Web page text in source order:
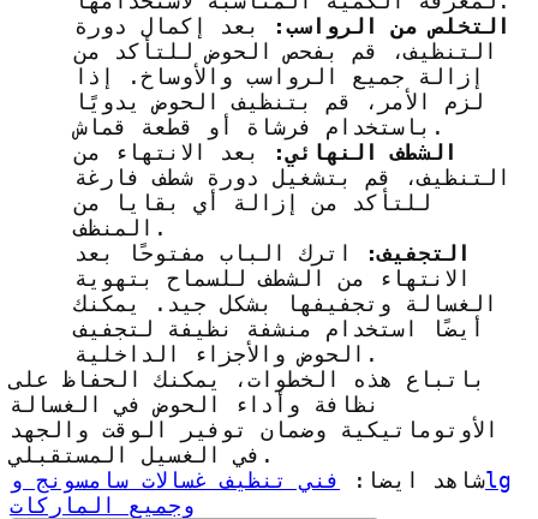
التخلص من الرواسب:
بعد إكمال دورة
التنظيف، قم بفحص الحوض للتأكد من
إزالة جميع الرواسب والأوساخ. إذا
لزم الأمر، قم بتنظيف الحوض يدويًا
باستخدام فرشاة أو قطعة قماش.
الشطف النهائي:
بعد الانتهاء من
التنظيف، قم بتشغيل دورة شطف فارغة
للتأكد من إزالة أي بقايا من
المنظف.
التجفيف:
اترك الباب مفتوحًا بعد
الانتهاء من الشطف للسماح بتهوية
الغسالة وتجفيفها بشكل جيد. يمكنك
أيضًا استخدام منشفة نظيفة لتجفيف
الحوض والأجزاء الداخلية.
باتباع هذه الخطوات، يمكنك الحفاظ على
نظافة وأداء الحوض في الغسالة
الأوتوماتيكية وضمان توفير الوقت والجهد
في الغسيل المستقبلي.
شاهد ايضا:
فني تنظيف غسالات سامسونج وlg
وجميع الماركات